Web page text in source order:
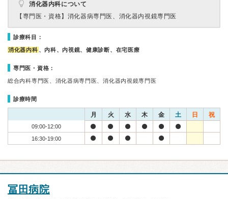
消化器内科について
【専門医・資格】 消化器病専門医、消化器内視鏡専門医
診療科目：
消化器内科 、内科、内視鏡、健康診断、在宅医療
専門医・資格：
総合内科専門医、消化器病専門医、消化器内視鏡専門医
診療時間
月 火 水 木 金 土 日 祝
09:00-12:00
16:30-19:00
冨田病院